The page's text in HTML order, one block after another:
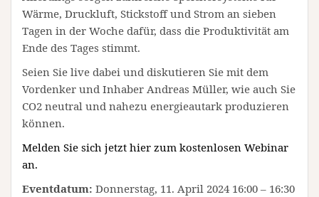
Wärme, Druckluft, Stickstoff und Strom an sieben
Tagen in der Woche dafür, dass die Produktivität am
Ende des Tages stimmt.
Seien Sie live dabei und diskutieren Sie mit dem
Vordenker und Inhaber Andreas Müller, wie auch Sie
CO2 neutral und nahezu energieautark produzieren
können.
Melden Sie sich jetzt hier zum kostenlosen Webinar
an.
Eventdatum: Donnerstag, 11. April 2024 16:00 – 16:30